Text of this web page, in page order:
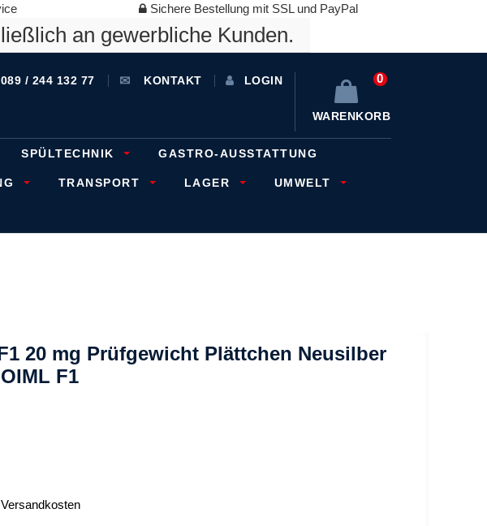
Sichere Bestellung mit SSL und PayPal
an gewerbliche Kunden.
089 / 244 132 77 KONTAKT LOGIN 0
WARENKORB
SPÜLTECHNIK GASTRO-AUSSTATTUNG
TRANSPORT LAGER UMWELT
20 mg Prüfgewicht Plättchen Neusilber
F1
Versandkosten